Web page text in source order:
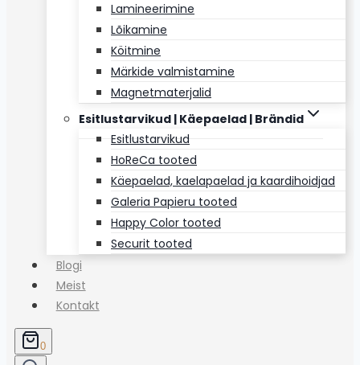
Lamineerimine
Lõikamine
Köitmine
Märkide valmistamine
Magnetmaterjalid
Esitlustarvikud | Käepaelad | Brändid
Esitlustarvikud
HoReCa tooted
Käepaelad, kaelapaelad ja kaardihoidjad
Galeria Papieru tooted
Happy Color tooted
Securit tooted
Blogi
Meist
Kontakt
0